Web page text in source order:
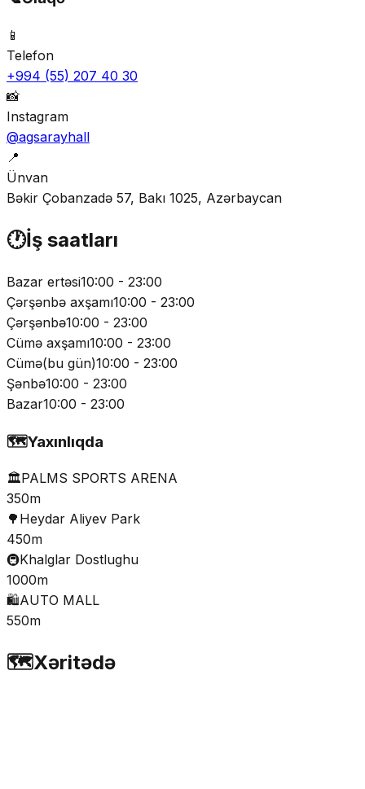
📱
Telefon
+994 (55) 207 40 30
📸
Instagram
@agsarayhall
📍
Ünvan
Bəkir Çobanzadə 57, Bakı 1025, Azərbaycan
🕐İş saatları
Bazar ertəsi10:00 - 23:00
Çərşənbə axşamı10:00 - 23:00
Çərşənbə10:00 - 23:00
Cümə axşamı10:00 - 23:00
Cümə(bu gün)10:00 - 23:00
Şənbə10:00 - 23:00
Bazar10:00 - 23:00
🗺️Yaxınlıqda
🏛️PALMS SPORTS ARENA
350m
🌳 Heydar Aliyev Park
450m
🚇Khalglar Dostlughu
1000m
🛍️AUTO MALL
550m
🗺️Xəritədə